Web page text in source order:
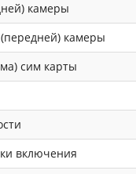
камеры
камеры
сим карты
включения